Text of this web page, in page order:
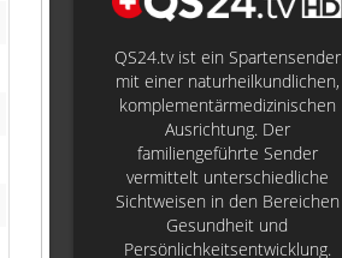
QS24.tv ist ein Spartensender
mit einer naturheilkundlichen,
komplementärmedizinischen
Ausrichtung. Der
familiengeführte Sender
vermittelt unterschiedliche
Sichtweisen in den Bereichen
Gesundheit und
Persönlichkeitsentwicklung.